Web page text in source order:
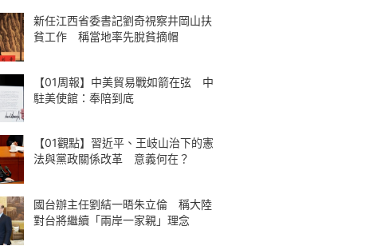
新任江西省委書記劉奇視察井岡山扶
貧工作 稱當地率先脫貧摘帽
【01周報】中美貿易戰如箭在弦 中
駐美使館：奉陪到底
【01觀點】習近平、王岐山治下的憲
法與黨政關係改革 意義何在？
國台辦主任劉結一晤朱立倫 稱大陸
對台將繼續「兩岸一家親」理念